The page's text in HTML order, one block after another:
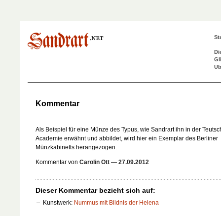
Kommentar
Als Beispiel für eine Münze des Typus, wie Sandrart ihn in der
Academie erwähnt und abbildet, wird hier ein Exemplar des Berliner
Münzkabinetts herangezogen.
Kommentar von Carolin Ott — 27.09.2012
Dieser Kommentar bezieht sich auf:
Kunstwerk: Nummus mit Bildnis der Helena